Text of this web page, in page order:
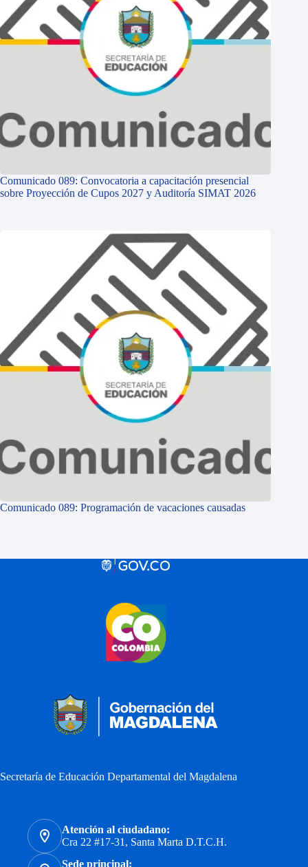
Comunicado 089: Convocatoria a capacitación presencial
sobre Proyección de Cupos 2027 y Auditoría SIMAT 2026
Comunicado 089: Programación de vacaciones causadas
Secretaría de Educación Departamental del Magdalena
Atención al ciudadano:
Cra 22 #17-31, Santa Marta D.T.C.H.
Sede principal: